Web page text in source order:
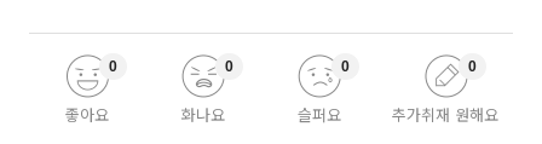
좋아요
0
화나요
0
슬퍼요
0
추가취재 원해요
0